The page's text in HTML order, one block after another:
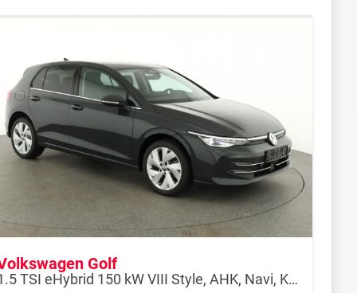
Golf
1.5 TSI eHybrid 150 kW VIII Style, AHK, Navi, Kamera, Side, LED-Plus